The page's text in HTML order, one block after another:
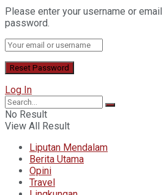
Please enter your username or
password.
Log In
No Result
View All Result
Liputan Mendalam
Berita Utama
Opini
Travel